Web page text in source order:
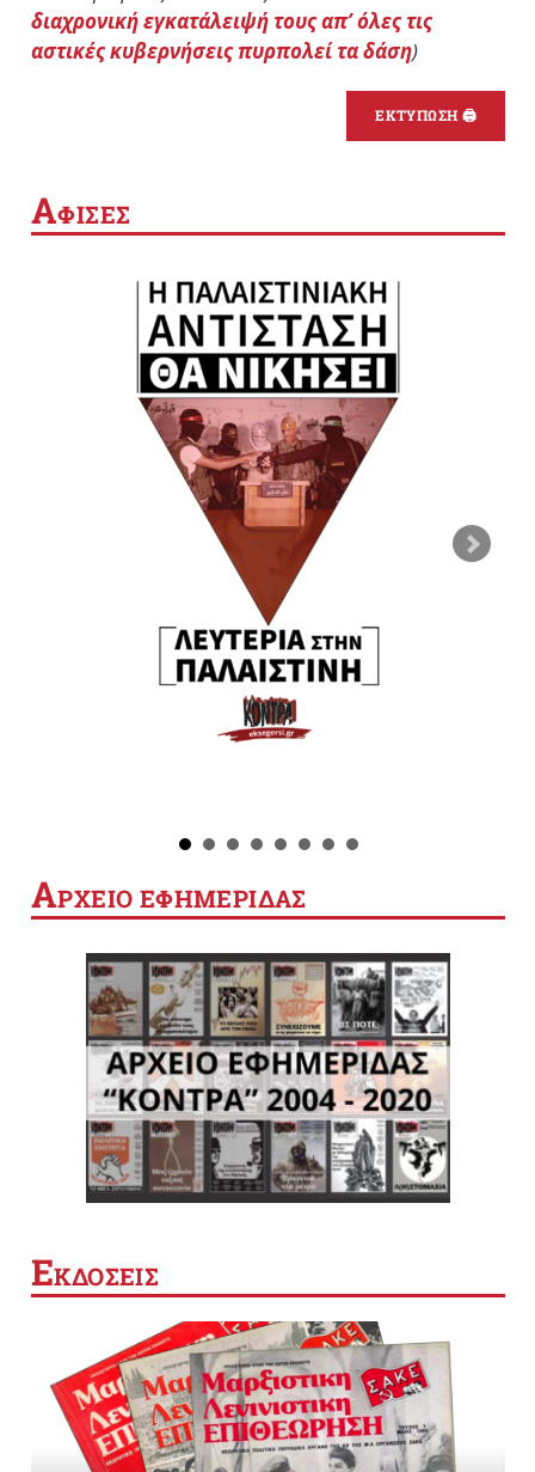
διαχρονική εγκατάλειψή τους απ’ όλες τις
αστικές κυβερνήσεις πυρπολεί τα δάση)
ΕΚΤΥΠΩΣΗ 🖨
ΑΦΙΣΕΣ
ΑΡΧΕΙΟ ΕΦΗΜΕΡΙΔΑΣ
ΕΚΔΟΣΕΙΣ